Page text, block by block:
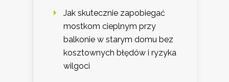
Jak skutecznie zapobiegać
mostkom cieplnym przy
balkonie w starym domu bez
kosztownych błędów i ryzyka
wilgoci